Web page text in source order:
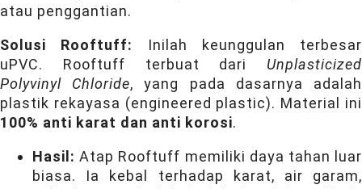
atau penggantian.
Solusi Rooftuff:
Inilah keunggulan terbesar
uPVC. Rooftuff terbuat dari Unplasticized
Polyvinyl Chloride, yang pada dasarnya adalah
plastik rekayasa (engineered plastic). Material ini
100% anti karat dan anti korosi.
Hasil: Atap Rooftuff memiliki daya tahan luar
biasa. Ia kebal terhadap karat, air garam,